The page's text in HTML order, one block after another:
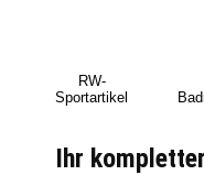
RW-
Sportartikel
Ihr